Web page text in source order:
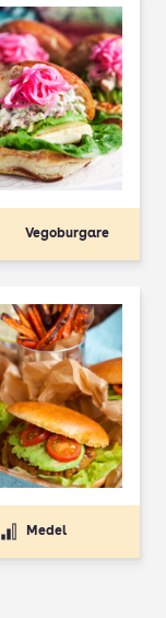
Vegoburgare
Medel